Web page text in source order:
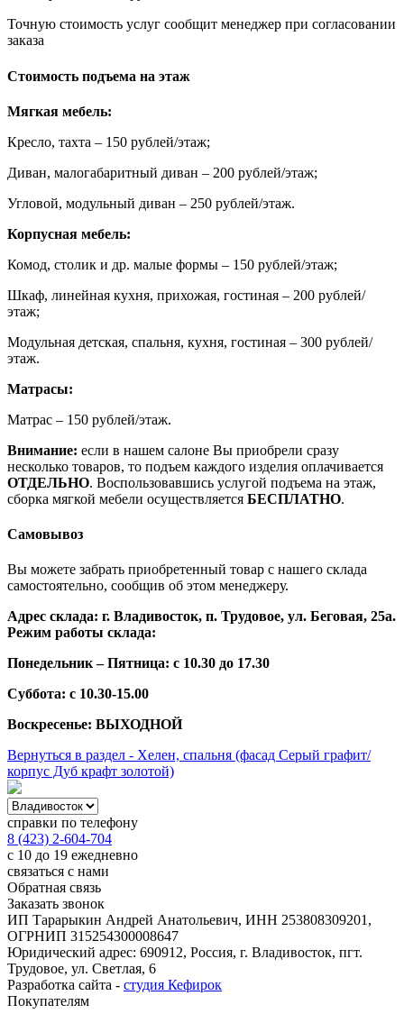
Точную стоимость услуг сообщит менеджер при согласовании
заказа
Стоимость подъема на этаж
Мягкая мебель:
Кресло, тахта – 150 рублей/этаж;
Диван, малогабаритный диван – 200 рублей/этаж;
Угловой, модульный диван – 250 рублей/этаж.
Корпусная мебель:
Комод, столик и др. малые формы – 150 рублей/этаж;
Шкаф, линейная кухня, прихожая, гостиная – 200 рублей/
этаж;
Модульная детская, спальня, кухня, гостиная – 300 рублей/
этаж.
Матрасы:
Матрас – 150 рублей/этаж.
Внимание: если в нашем салоне Вы приобрели сразу
несколько товаров, то подъем каждого изделия оплачивается
ОТДЕЛЬНО. Воспользовавшись услугой подъема на этаж,
сборка мягкой мебели осуществляется БЕСПЛАТНО.
Самовывоз
Вы можете забрать приобретенный товар с нашего склада
самостоятельно, сообщив об этом менеджеру.
Адрес склада: г. Владивосток, п. Трудовое, ул. Беговая, 25а.
Режим работы склада:
Понедельник – Пятница: с 10.30 до 17.30
Суббота: с 10.30-15.00
Воскресенье: ВЫХОДНОЙ
Вернуться в раздел - Хелен, спальня (фасад Серый графит/
корпус Дуб крафт золотой)
справки по телефону
8 (423) 2-604-704
с 10 до 19 ежедневно
связаться с нами
Обратная связь
Заказать звонок
ИП Тарарыкин Андрей Анатольевич, ИНН 253808309201,
ОГРНИП 315254300008647
Юридический адрес: 690912, Россия, г. Владивосток, пгт.
Трудовое, ул. Светлая, 6
Разработка сайта - студия Кефирок
Покупателям